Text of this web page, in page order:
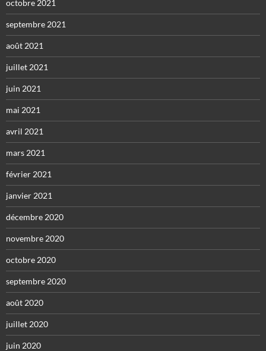
octobre 2021
septembre 2021
août 2021
juillet 2021
juin 2021
mai 2021
avril 2021
mars 2021
février 2021
janvier 2021
décembre 2020
novembre 2020
octobre 2020
septembre 2020
août 2020
juillet 2020
juin 2020